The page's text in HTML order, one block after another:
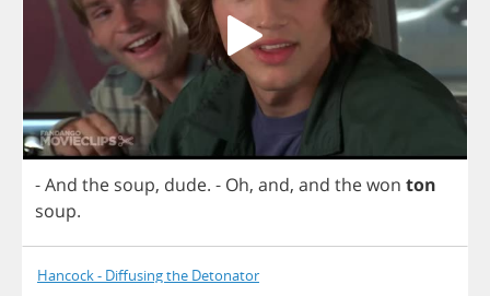
-And the soup, dude. - Oh, and, and thewon ton
soup.
Hancock - Diffusing the Detonator